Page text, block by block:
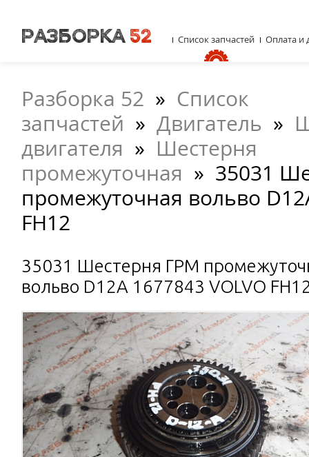
Разборка 52 » Список
запчастей » Двигатель »
двигателя » Шестерня
промежуточная » 35031
промежуточная вольво
FH12
35031 Шестерня ГРМ
вольво D12A 1677843 VOLVO
Список запчастей Оплата и